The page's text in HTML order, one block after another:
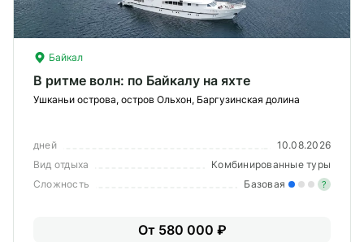
Байкал
В ритме волн: по Байкалу на яхте
Ушканьи острова, остров Ольхон, Баргузинская долина
дней
10.08.2026
Вид отдыха
Комбинированные туры
Сложность
Базовая ?
От 580 000 ₽